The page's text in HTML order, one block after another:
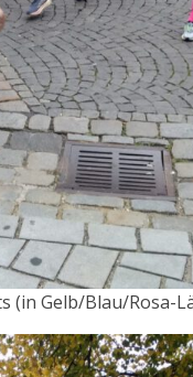
(in Gelb/Blau/Rosa-